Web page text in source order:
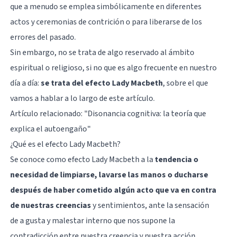
que a menudo se emplea simbólicamente en diferentes
actos y ceremonias de contrición o para liberarse de los
errores del pasado.
Sin embargo, no se trata de algo reservado al ámbito
espiritual o religioso, si no que es algo frecuente en nuestro
día a día:se trata del efecto Lady Macbeth, sobre el que
vamos a hablar a lo largo de este artículo.
Artículo relacionado: "Disonancia cognitiva: la teoría que
explica el autoengaño"
¿Qué es el efecto Lady Macbeth?
Se conoce como efecto Lady Macbeth a la tendencia o
necesidad de limpiarse, lavarse las manos o ducharse
después de haber cometido algún acto que va en contra
de nuestras creenciasy sentimientos, ante la sensación
de a gusta y malestar interno que nos supone la